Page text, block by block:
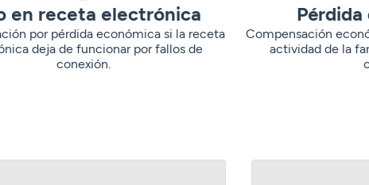
en receta electrónica
por pérdida económica si la receta
deja de funcionar por fallos de
conexión.
Compensación
actividad de la